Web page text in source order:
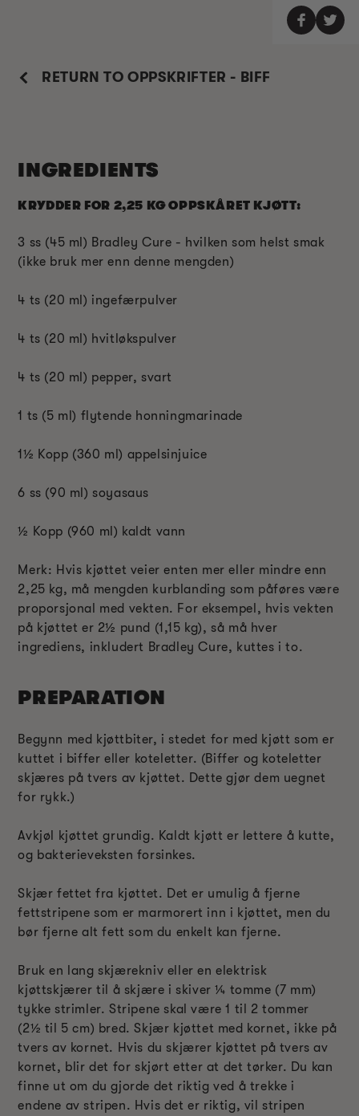
RETURN TO OPPSKRIFTER - BIFF
INGREDIENTS
KRYDDER FOR 2,25 KG OPPSKÅRET KJØTT:
3 ss (45 ml) Bradley Cure - hvilken som helst smak
(ikke bruk mer enn denne mengden)
4 ts (20 ml) ingefærpulver
4 ts (20 ml) hvitløkspulver
4 ts (20 ml) pepper, svart
1 ts (5 ml) flytende honningmarinade
1 ½ Kopp (360 ml) appelsinjuice
6 ss (90 ml) soyasaus
½ Kopp (960 ml) kaldt vann
Merk: Hvis kjøttet veier enten mer eller mindre enn
2,25 kg, må mengden kurblanding som påføres være
proporsjonal med vekten. For eksempel, hvis vekten
på kjøttet er 2½ pund (1,15 kg), så må hver
ingrediens, inkludert Bradley Cure, kuttes i to.
PREPARATION
Begynn med kjøttbiter, i stedet for med kjøtt som er
kuttet i biffer eller koteletter. (Biffer og koteletter
skjæres på tvers av kjøttet. Dette gjør dem uegnet
for rykk.)
Avkjøl kjøttet grundig. Kaldt kjøtt er lettere å kutte,
og bakterieveksten forsinkes.
Skjær fettet fra kjøttet. Det er umulig å fjerne
fettstripene som er marmorert inn i kjøttet, men du
bør fjerne alt fett som du enkelt kan fjerne.
Bruk en lang skjærekniv eller en elektrisk
kjøttskjærer til å skjære i skiver¼ tomme (7 mm)
tykke strimler. Stripene skal være 1 til 2 tommer
(2½ til 5 cm) bred. Skjær kjøttet med kornet, ikke på
tvers av kornet. Hvis du skjærer kjøttet på tvers av
kornet, blir det for skjørt etter at det tørker. Du kan
finne ut om du gjorde det riktig ved å trekke i
endene av stripen. Hvis det er riktig, vil stripen